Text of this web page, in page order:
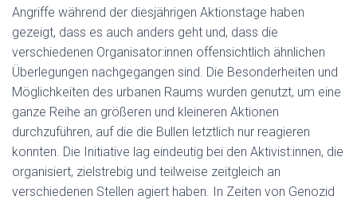
Angriffe während der diesjährigen Aktionstage haben
gezeigt, dass es auch anders geht und, dass die
verschiedenen Organisator:innen offensichtlich ähnlichen
Überlegungen nachgegangen sind. Die Besonderheiten und
Möglichkeiten des urbanen Raums wurden genutzt, um eine
ganze Reihe an größeren und kleineren Aktionen
durchzuführen, auf die die Bullen letztlich nur reagieren
konnten. Die Initiative lag eindeutig bei den Aktivist:innen, die
organisiert, zielstrebig und teilweise zeitgleich an
verschiedenen Stellen agiert haben. In Zeiten von Genozid